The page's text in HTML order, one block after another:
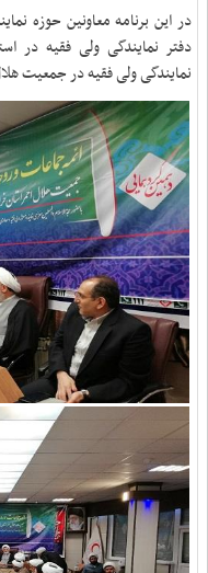
در این برنامه معاونین حوزه
دفتر نمایندگی ولی فقیه در
نمایندگی ولی فقیه در جمعیت